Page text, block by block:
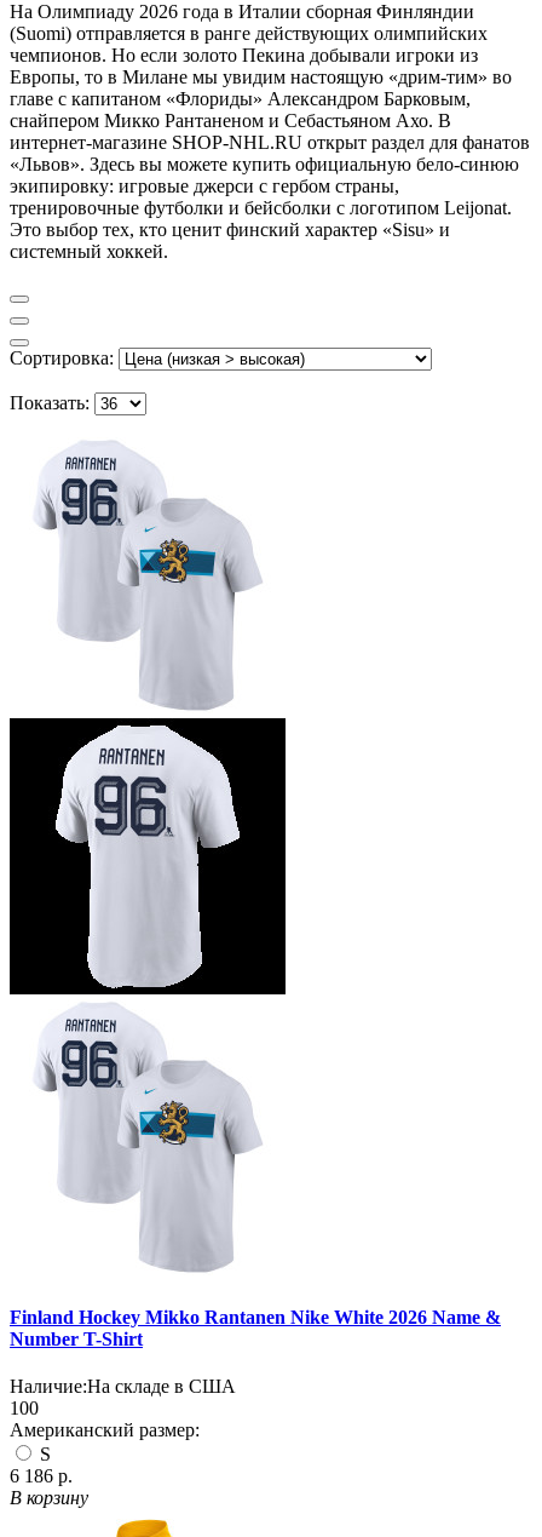
На Олимпиаду 2026 года в Италии сборная Финляндии
(Suomi) отправляется в ранге действующих олимпийских
чемпионов. Но если золото Пекина добывали игроки из
Европы, то в Милане мы увидим настоящую «дрим-тим» во
главе с капитаном «Флориды» Александром Барковым,
снайпером Микко Рантаненом и Себастьяном Ахо. В
интернет-магазине SHOP-NHL.RU открыт раздел для фанатов
«Львов». Здесь вы можете купить официальную бело-синюю
экипировку: игровые джерси с гербом страны,
тренировочные футболки и бейсболки с логотипом Leijonat.
Это выбор тех, кто ценит финский характер «Sisu» и
системный хоккей.
Сортировка:
Показать:
Finland Hockey Mikko Rantanen Nike White 2026 Name &
Number T-Shirt
Наличие:На складе в США
100
Американский размер:
S
6 186 р.
В корзину